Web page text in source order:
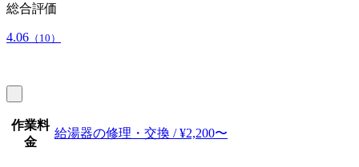
総合評価
4.06 （10）
作業料
金
給湯器の修理・交換 / ¥2,200〜